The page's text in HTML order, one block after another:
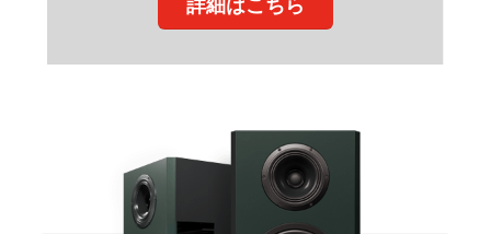
詳細はこちら